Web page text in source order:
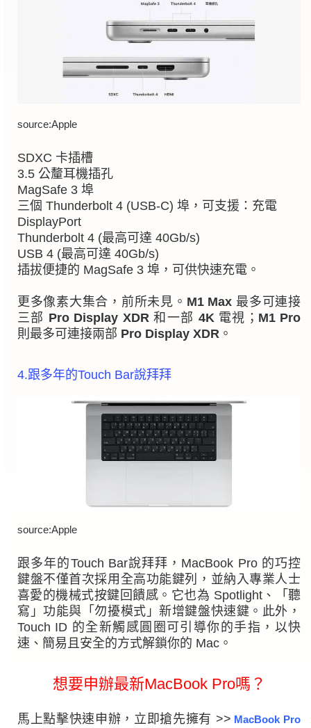
source:Apple
SDXC 卡插槽
3.5 公釐耳機插孔
MagSafe 3 埠
三個 Thunderbolt 4 (USB-C) 埠，可支援：充電
DisplayPort
Thunderbolt 4 (最高可達 40Gb/s)
USB 4 (最高可達 40Gb/s)
插拔便捷的 MagSafe 3 埠，可供快速充電。
更多像素大集合，前所未見。 M1 Max最多可連接
三部 Pro Display XDR和一部 4K 電視； M1 Pro
則最多可連接兩部 Pro Display XDR 。
4.跟多年的Touch Bar說拜拜
source:Apple
跟多年的Touch Bar說拜拜，MacBook Pro 的巧控
鍵盤不僅首次採用全高功能鍵列，並納入專業人士
喜愛的機械式按鍵回饋感。它也為 Spotlight、「聽
寫」功能與「勿擾模式」新增鍵盤快速鍵。此外，
Touch ID 的全新觸感圓圈可引導你的手指，以快
速、簡易且安全的方式解鎖你的 Mac。
想要申辦最新MacBook Pro嗎？
馬上點擊快速申辦，立即搶先擁有 >> MacBook Pro